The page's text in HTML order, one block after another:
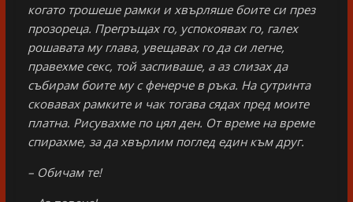
когато трошешерамки и хвърляше боите си през
прозореца. Прегръщах го, успокоявах го, галех
рошавата му глава, увещавах го да си легне,
правехме секс, той заспиваше, а аз слизах да
събирам боите му с фенерче в ръка. На сутринта
сковавах рамките и чак тогава сядах пред моите
платна. Рисувахме по цял ден. От време на време
спирахме, за да хвърлим поглед един към друг.
– Обичам те!